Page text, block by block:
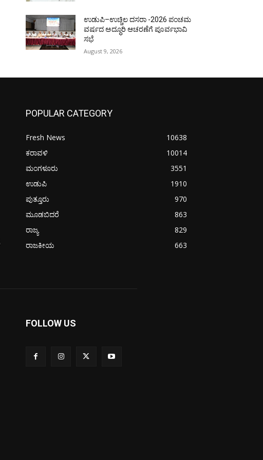
ಉಡುಪಿ–ಉಚ್ಚಿಲ ದಸರಾ -2026 ಪಂಚಮ
ವರ್ಷದ ಅದ್ಧೂರಿ ಆಚರಣೆಗೆ ಪೂರ್ವಭಾವಿ
ಸಭೆ
August 9, 2026
POPULAR CATEGORY
Fresh News
10638
ಕರಾವಳಿ
10014
ಮಂಗಳೂರು
3551
ಉಡುಪಿ
1910
ಪುತ್ತೂರು
970
ಮೂಡಬಿದರೆ
863
ರಾಜ್ಯ
829
ರಾಜಕೀಯ
663
FOLLOW US